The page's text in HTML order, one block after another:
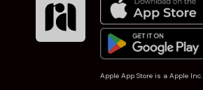
Apple App Store is a Apple Inc.